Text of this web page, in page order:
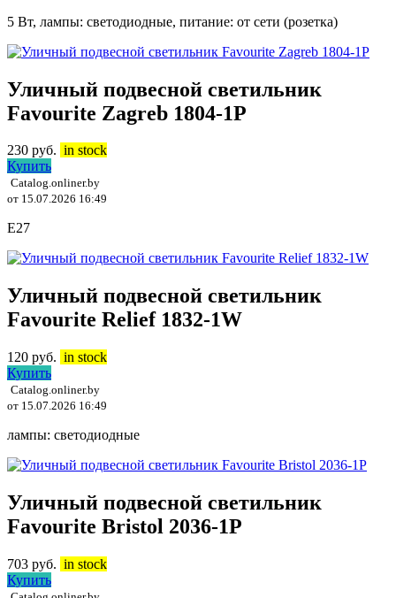
5 Вт, лампы: светодиодные, питание: от сети (розетка)
Уличный подвесной светильник
Favourite Zagreb 1804-1P
230 руб. in stock
Купить
Catalog.onliner.by
от 15.07.2026 16:49
E27
Уличный подвесной светильник
Favourite Relief 1832-1W
120 руб. in stock
Купить
Catalog.onliner.by
от 15.07.2026 16:49
лампы: светодиодные
Уличный подвесной светильник
Favourite Bristol 2036-1P
703 руб. in stock
Купить